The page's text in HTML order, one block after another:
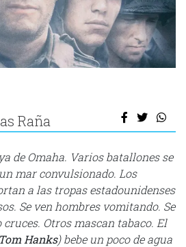
Raña
de Omaha. Varios batallones se
mar convulsionado. Los
a las tropas estadounidenses
Se ven hombres vomitando. Se
cruces. Otros mascan tabaco. El
Hanks) bebe un poco de agua